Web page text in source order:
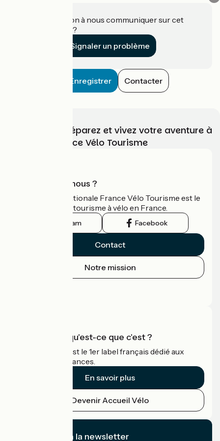
Une information à nous communiquer sur cet
établissement ?
Signaler un problème
Enregistrer Contacter
Choisissez, préparez et vivez votre aventure à
vélo avec France Vélo Tourisme
Qui sommes-nous ?
L'association nationale France Vélo Tourisme est le
guide officiel du tourisme à vélo en France.
Instagram Facebook
Contact
Notre mission
Accueil Vélo qu'est-ce que c'est ?
Accueil Vélo c'est le 1er label français dédié aux
cyclistes en vacances.
En savoir plus
Devenir Accueil Vélo
Je m'abonne à la newsletter